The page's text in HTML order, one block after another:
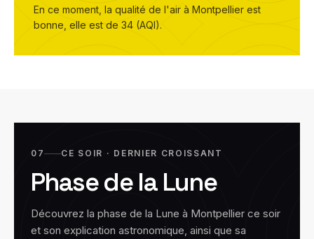
En ce moment, la qualité de l'air à Montpellier est
bonne , elle est de 34 (AQI).
07 CE SOIR · DERNIER CROISSANT
Phase de la Lune
Découvrez la phase de la Lune à Montpellier ce soir
et son explication astronomique, ainsi que sa